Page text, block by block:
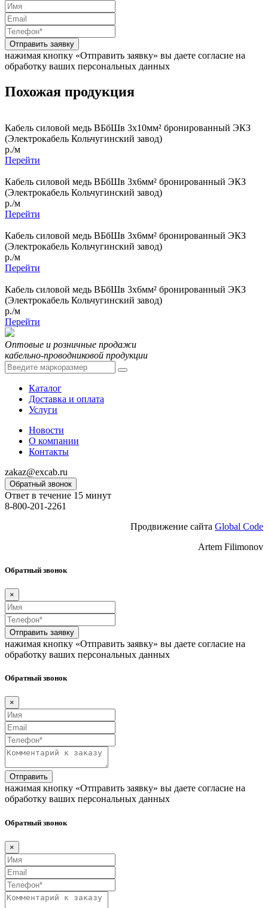
Отправить заявку
нажимая кнопку «Отправить заявку» вы даете согласие на
обработку ваших персональных данных
Похожая продукция
Кабель силовой медь ВБбШв 3x10мм² бронированный ЭКЗ
(Электрокабель Кольчугинский завод)
р./м
Перейти
Кабель силовой медь ВБбШв 3x6мм² бронированный ЭКЗ
(Электрокабель Кольчугинский завод)
р./м
Перейти
Кабель силовой медь ВБбШв 3x6мм² бронированный ЭКЗ
(Электрокабель Кольчугинский завод)
р./м
Перейти
Кабель силовой медь ВБбШв 3x6мм² бронированный ЭКЗ
(Электрокабель Кольчугинский завод)
р./м
Перейти
Оптовые и розничные продажи
кабельно-проводниковой продукции
Каталог
Доставка и оплата
Услуги
Новости
О компании
Контакты
zakaz@excab.ru
Обратный звонок
Ответ в течение 15 минут
8-800-201-2261
Продвижение сайта Global Code
Artem Filimonov
Обратный звонок
×
Отправить заявку
нажимая кнопку «Отправить заявку» вы даете согласие на
обработку ваших персональных данных
Обратный звонок
×
Отправить
нажимая кнопку «Отправить заявку» вы даете согласие на
обработку ваших персональных данных
Обратный звонок
×